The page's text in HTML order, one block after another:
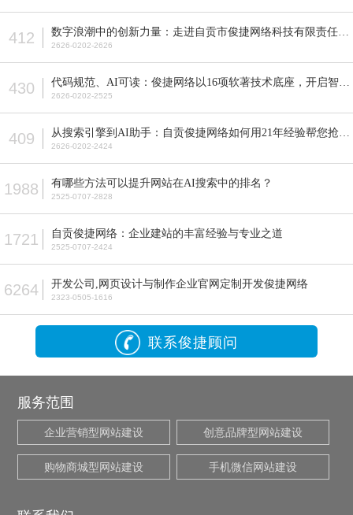
压缩机气体力从20KN—800KN，排气
压力可达50MPa。各类成套气体压缩
412 2626-0202-2626
430 2626-0202-2525
409 2626-0202-2424
1988 有哪些方法可以提升网站在AI搜索中的排名？
2525-0707-2828
1721 自贡俊捷网络：企业建站的丰富经验与专业之道
2525-0707-2424
6264 开发公司,网页设计与制作企业官网定制开发俊捷网络
2323-0505-1616
联系俊捷顾问
服务范围
企业营销型网站建设 创意品牌型网站建设
购物商城型网站建设 手机微信网站建设